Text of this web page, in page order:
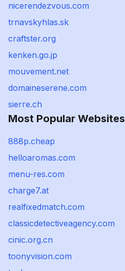
nicerendezvous.com
trnavskyhlas.sk
craftster.org
kenken.go.jp
mouvement.net
domaineserene.com
sierre.ch
Most Popular Websites
888p.cheap
helloaromas.com
menu-res.com
charge7.at
realfixedmatch.com
classicdetectiveagency.com
cinic.org.cn
toonyvision.com